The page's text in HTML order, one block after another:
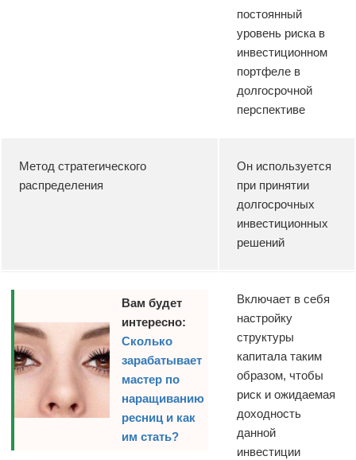
постоянный
уровень риска в
инвестиционном
портфеле в
долгосрочной
перспективе
Метод стратегического
распределения
Он используется
при принятии
долгосрочных
инвестиционных
решений
Вам будет
интересно:
Сколько
зарабатывает
мастер по
наращиванию
ресниц и как
им стать?
Включает в себя
настройку
структуры
капитала таким
образом, чтобы
риск и ожидаемая
доходность
данной
инвестиции